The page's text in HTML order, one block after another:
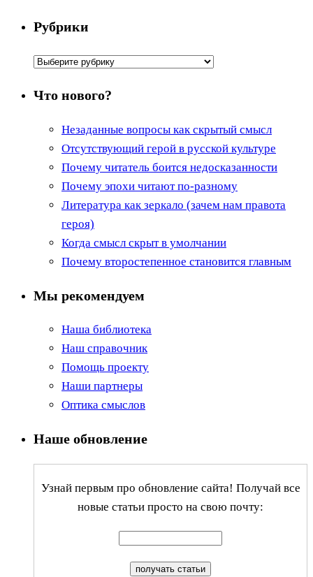
Рубрики
Рубрики
Что нового?
Незаданные вопросы как скрытый смысл
Отсутствующий герой в русской культуре
Почему читатель боится недосказанности
Почему эпохи читают по-разному
Литература как зеркало (зачем нам правота
героя)
Когда смысл скрыт в умолчании
Почему второстепенное становится главным
Мы рекомендуем
Наша библиотека
Наш справочник
Помощь проекту
Наши партнеры
Оптика смыслов
Наше обновление
Узнай первым про обновление сайта! Получай все
новые статьи просто на свою почту: